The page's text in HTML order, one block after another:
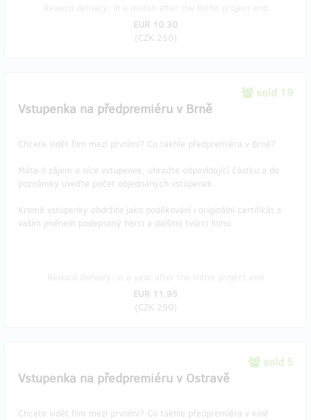
EUR 10.30
(CZK 250)
sold 19
Vstupenka na předpremiéru v Brně
Chcete vidět film mezi prvními? Co takhle předpremiéra v Brně?
Máte-li zájem o více vstupenek, uhraďte odpovídající částku a do
poznámky uveďte počet objednaných vstupenek.
Kromě vstupenky obdržíte jako poděkování i originální certifikát s
vaším jménem podepsaný herci a dalšími tvůrci filmu.
EUR 11.95
(CZK 290)
sold 5
Vstupenka na předpremiéru v Ostravě
Chcete vidět film mezi prvními? Co takhle předpremiéra v kině